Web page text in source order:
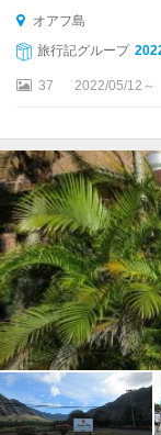
立
園
周
オアフ島
旅行記グループ
37 2022/05/12～